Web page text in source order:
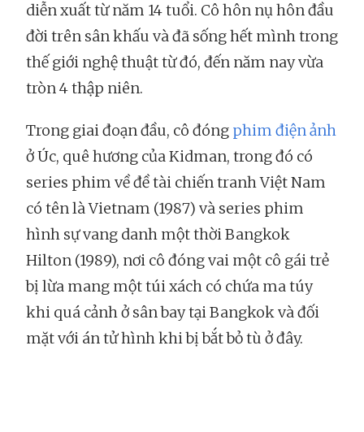
diễn xuất từ năm 14 tuổi. Cô hôn nụ hôn đầu
đời trên sân khấu và đã sống hết mình trong
thế giới nghệ thuật từ đó, đến năm nay vừa
tròn 4 thập niên.
Trong giai đoạn đầu, cô đóng phim điện ảnh
ở Úc, quê hương của Kidman, trong đó có
series phim về đề tài chiến tranh Việt Nam
có tên là Vietnam (1987) và series phim
hình sự vang danh một thời Bangkok
Hilton (1989), nơi cô đóng vai một cô gái trẻ
bị lừa mang một túi xách có chứa ma túy
khi quá cảnh ở sân bay tại Bangkok và đối
mặt với án tử hình khi bị bắt bỏ tù ở đây.